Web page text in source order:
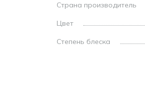
Страна производитель
Цвет
Степень блеска